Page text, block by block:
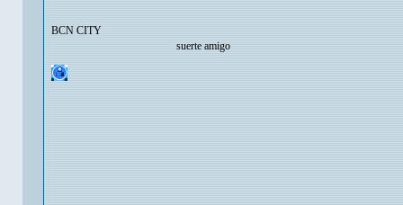
BCN CITY
suerte amigo